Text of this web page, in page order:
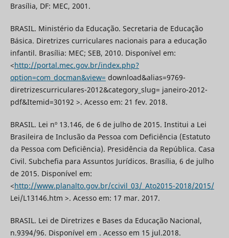
Brasília, DF: MEC, 2001.
BRASIL. Ministério da Educação. Secretaria de Educação
Básica. Diretrizes curriculares nacionais para a educação
infantil. Brasília: MEC; SEB, 2010. Disponível em:
<http://portal.mec.gov.br/index.php?
option=com_docman&view= download&alias=9769-
diretrizescurriculares-2012&category_slug= janeiro-2012-
pdf&Itemid=30192 >. Acesso em: 21 fev. 2018.
BRASIL. Lei nº 13.146, de 6 de julho de 2015. Institui a Lei
Brasileira de Inclusão da Pessoa com Deficiência (Estatuto
da Pessoa com Deficiência). Presidência da República. Casa
Civil. Subchefia para Assuntos Jurídicos. Brasília, 6 de julho
de 2015. Disponível em:
<http://www.planalto.gov.br/ccivil_03/_Ato2015-2018/2015/
Lei/L13146.htm >. Acesso em: 17 mar. 2017.
BRASIL. Lei de Diretrizes e Bases da Educação Nacional,
n.9394/96. Disponível em . Acesso em 15 jul.2018.